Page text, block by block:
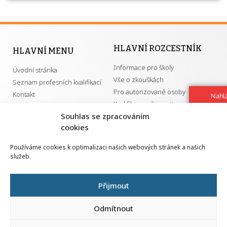
Souhlas se zpracováním
cookies
Používáme cookies k optimalizaci našich webových stránek a našich
služeb.
Přijmout
Odmítnout
HLAVNÍ MENU
Úvodní stránka
Seznam profesních kvalifikací
Kontakt
HLAVNÍ ROZCESTNÍK
Informace pro školy
Vše o zkouškách
Pro autorizované osoby
Kvalifikace a živnosti
GDPR
Národní pedagogický institut ČR
Senovážné náměstí 25
110 00 Praha 1